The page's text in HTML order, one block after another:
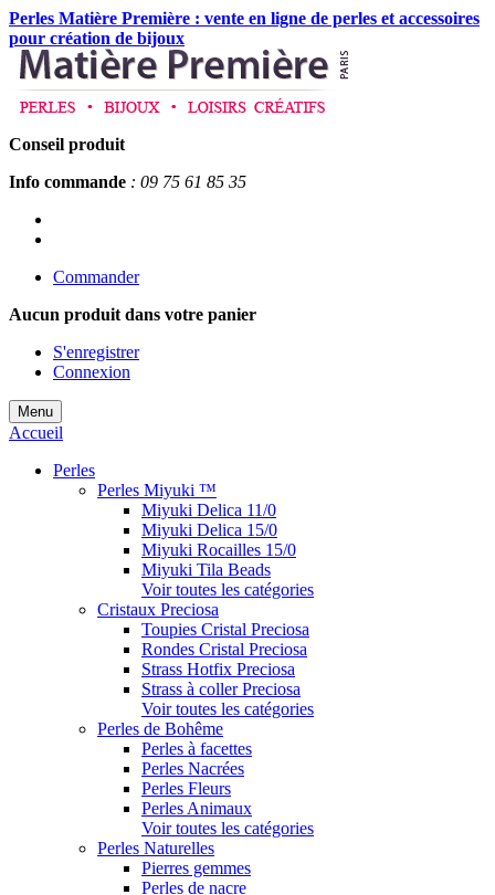
Perles Matière Première : vente en ligne de perles et accessoires
pour création de bijoux
Conseil produit
Info commande : 09 75 61 85 35
Commander
Aucun produit dans votre panier
S'enregistrer
Connexion
Menu
Accueil
Perles
Perles Miyuki ™
Miyuki Delica 11/0
Miyuki Delica 15/0
Miyuki Rocailles 15/0
Miyuki Tila Beads
Voir toutes les catégories
Cristaux Preciosa
Toupies Cristal Preciosa
Rondes Cristal Preciosa
Strass Hotfix Preciosa
Strass à coller Preciosa
Voir toutes les catégories
Perles de Bohême
Perles à facettes
Perles Nacrées
Perles Fleurs
Perles Animaux
Voir toutes les catégories
Perles Naturelles
Pierres gemmes
Perles de nacre